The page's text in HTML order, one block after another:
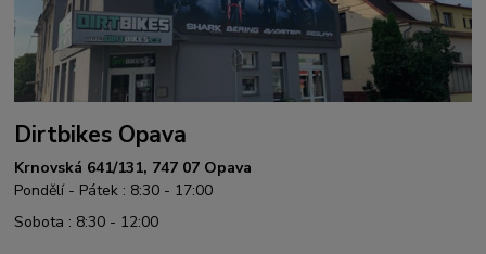
Dirtbikes Opava
Krnovská 641/131, 747 07 Opava
Pondělí - Pátek : 8:30 - 17:00
Sobota : 8:30 - 12:00